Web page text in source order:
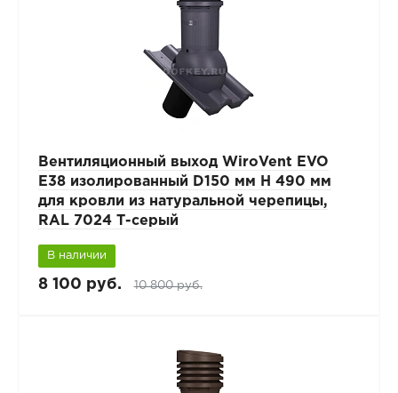
Вентиляционный выход WiroVent EVO
E38 изолированный D150 мм Н 490 мм
для кровли из натуральной черепицы,
RAL 7024 Т-серый
В наличии
8 100 руб. 10 800 руб.